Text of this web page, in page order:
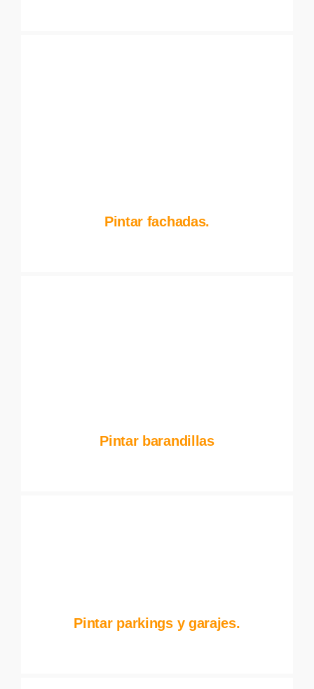
Pintar fachadas.
Pintar barandillas
Pintar parkings y garajes.